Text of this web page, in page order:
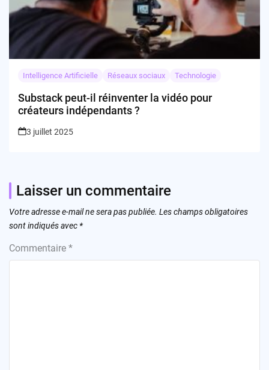
Intelligence Artificielle Réseaux sociaux Technologie
Substack peut-il réinventer la vidéo pour
créateurs indépendants ?
3 juillet 2025
Laisser un commentaire
Votre adresse e-mail ne sera pas publiée. Les champs obligatoires
sont indiqués avec *
Commentaire *